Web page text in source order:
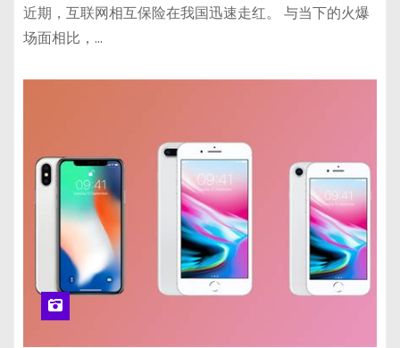
近期，互联网相互保险在我国迅速走红。 与当下的火爆
场面相比，…